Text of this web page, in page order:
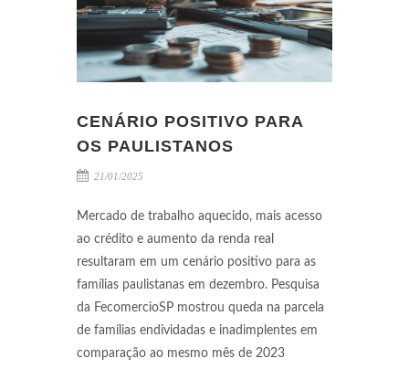
CENÁRIO POSITIVO PARA
OS PAULISTANOS
21/01/2025
Mercado de trabalho aquecido, mais acesso
ao crédito e aumento da renda real
resultaram em um cenário positivo para as
famílias paulistanas em dezembro. Pesquisa
da FecomercioSP mostrou queda na parcela
de famílias endividadas e inadimplentes em
comparação ao mesmo mês de 2023